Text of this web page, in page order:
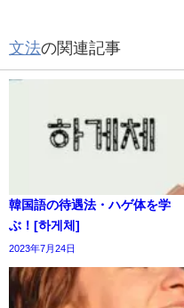
文法の関連記事
韓国語の待遇法・ハゲ体を学
ぶ！[하게체]
2023年7月24日